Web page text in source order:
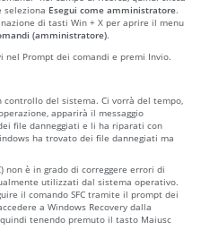
seleziona Esegui come amministratore.
di tasti Win + X per aprire il menu
(amministratore).
nel Prompt dei comandi e premi Invio.
del sistema. Ci vorrà del tempo,
apparirà il messaggio
file danneggiati e li ha riparati con
ha trovato dei file dannegiati ma
non è in grado di correggere errori di
utilizzati dal sistema operativo.
il comando SFC tramite il prompt dei
a Windows Recovery dalla
tenendo premuto il tasto Maiusc